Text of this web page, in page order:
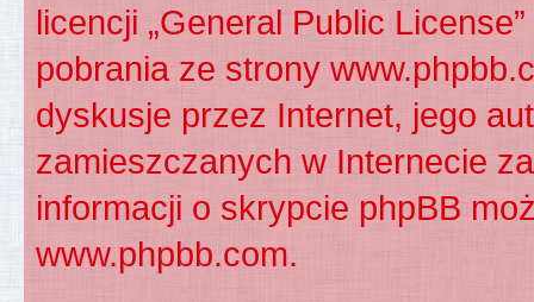
licencji „General Public License
pobrania ze strony
dyskusje przez Internet, jego
zamieszczanych w Internecie
informacji o skrypcie phpBB
www.phpbb.com.